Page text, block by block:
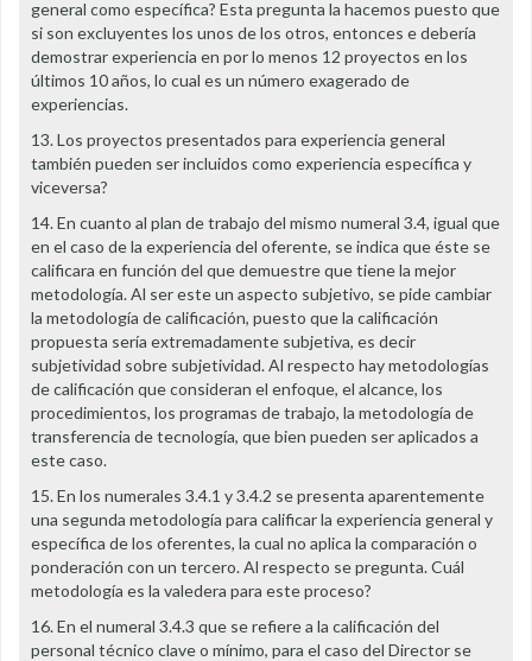
general como específica? Esta pregunta la hacemos puesto que
si son excluyentes los unos de los otros, entonces e debería
demostrar experiencia en por lo menos 12 proyectos en los
últimos 10 años, lo cual es un número exagerado de
experiencias.
13. Los proyectos presentados para experiencia general
también pueden ser incluidos como experiencia específica y
viceversa?
14. En cuanto al plan de trabajo del mismo numeral 3.4, igual que
en el caso de la experiencia del oferente, se indica que éste se
calificara en función del que demuestre que tiene la mejor
metodología. Al ser este un aspecto subjetivo, se pide cambiar
la metodología de calificación, puesto que la calificación
propuesta sería extremadamente subjetiva, es decir
subjetividad sobre subjetividad. Al respecto hay metodologías
de calificación que consideran el enfoque, el alcance, los
procedimientos, los programas de trabajo, la metodología de
transferencia de tecnología, que bien pueden ser aplicados a
este caso.
15. En los numerales 3.4.1 y 3.4.2 se presenta aparentemente
una segunda metodología para calificar la experiencia general y
específica de los oferentes, la cual no aplica la comparación o
ponderación con un tercero. Al respecto se pregunta. Cuál
metodología es la valedera para este proceso?
16. En el numeral 3.4.3 que se refiere a la calificación del
personal técnico clave o mínimo, para el caso del Director se